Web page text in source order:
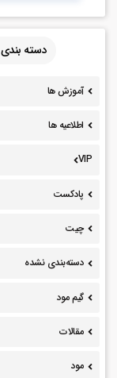
دسته بندی
آموزش ها
اطلاعیه ها
VIP
پادکست
چیت
دسته‌بندی نشده
گیم مود
مقالات
مود